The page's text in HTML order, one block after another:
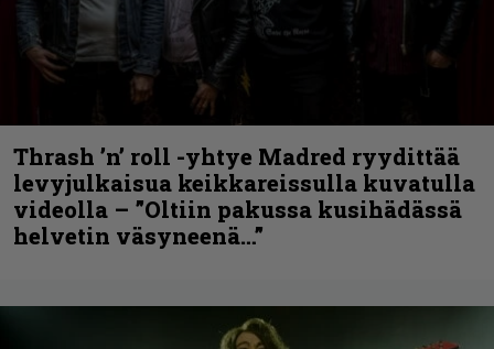
Thrash ’n’ roll -yhtye Madred ryydittää
levyjulkaisua keikkareissulla kuvatulla
videolla – ”Oltiin pakussa kusihädässä
helvetin väsyneenä…”